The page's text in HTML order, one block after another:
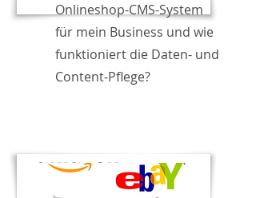
Onlineshop-CMS-System
für mein Business und wie
funktioniert die Daten- und
Content-Pflege?